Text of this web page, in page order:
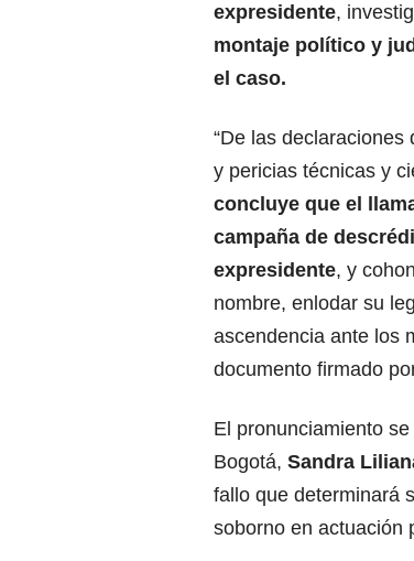
expresidente,
montaje político y
el caso.
“De las
y pericias técnicas y
concluye que el
campaña de
expresidente, y
nombre, enlodar su
ascendencia ante los
documento firmado
El pronunciamiento
Bogotá, Sandra
fallo que determinará
soborno en actuación